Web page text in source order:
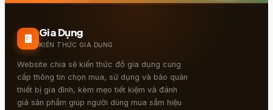
kitchen Gia Dụng
KIẾN THỨC GIA DỤNG
Website chia sẻ kiến thức đồ gia dụng cung
cấp thông tin chọn mua, sử dụng và bảo quản
thiết bị gia đình, kèm mẹo tiết kiệm và đánh
giá sản phẩm giúp người dùng mua sắm hiệu